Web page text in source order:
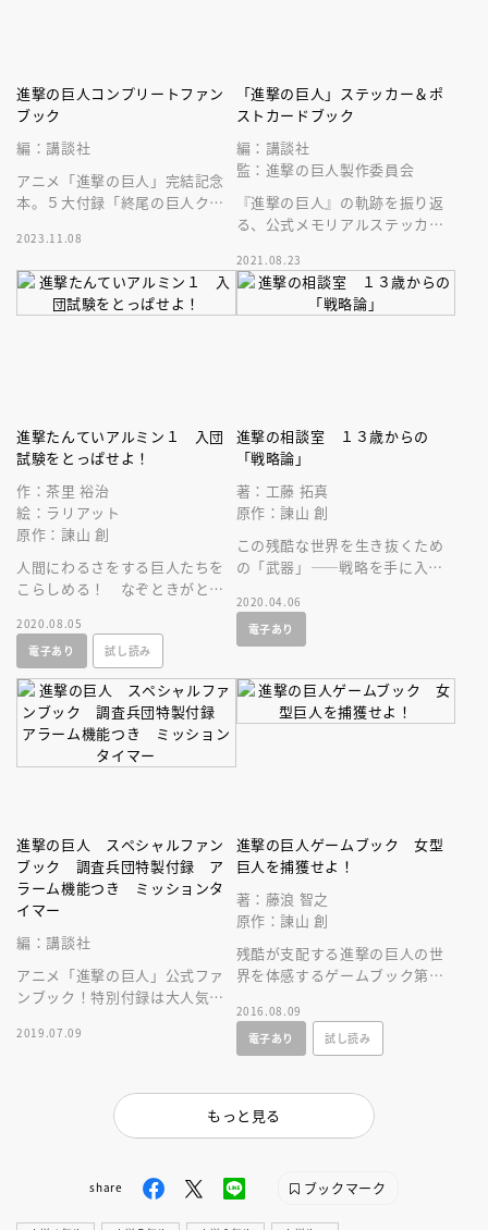
進撃の巨人コンプリートファン
ブック
編：講談社
アニメ「進撃の巨人」完結記念
本。５大付録「終尾の巨人クラ
リアカード」「ポスター」「シ
ール」付き！
2023.11.08
「進撃の巨人」ステッカー＆ポ
ストカードブック
編：講談社
監：進撃の巨人製作委員会
『進撃の巨人』の軌跡を振り返
る、公式メモリアルステッカー
ｓｏｎ１～３のアニメイラスト
を使用。
2021.08.23
進撃たんていアルミン１ 入団
試験をとっぱせよ！
作：茶里 裕治
絵：ラリアット
原作：諫山 創
人間にわるさをする巨人たちを
こらしめる！ なぞときがとく
たんてい団」に入団できるので
しょうか？
2020.08.05
電子あり
試し読み
進撃の相談室 １３歳からの
「戦略論」
著：工藤 拓真
原作：諫山 創
この残酷な世界を生き抜くため
の「武器」――戦略を手に入れ
巨人」に学ぶサバイバルブッ
ク。
2020.04.06
電子あり
進撃の巨人 スペシャルファン
ブック 調査兵団特製付録 ア
ラーム機能つき ミッションタ
イマー
編：講談社
アニメ「進撃の巨人」公式ファ
ンブック！特別付録は大人気声
史（リヴァイ）の名言入りボイ
2019.07.09
進撃の巨人ゲームブック 女型
巨人を捕獲せよ！
著：藤浪 智之
原作：諫山 創
残酷が支配する進撃の巨人の世
界を体感するゲームブック第２
ハンジとともに、巨人に立ち向
かえ！
2016.08.09
電子あり
試し読み
もっと見る
share ブックマーク